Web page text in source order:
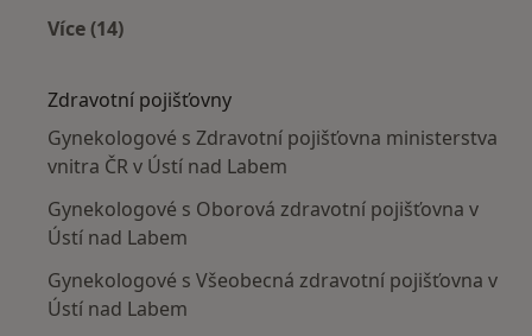
Více (14)
Zdravotní pojišťovny
Gynekologové s Zdravotní pojišťovna ministerstva
vnitra ČR v Ústí nad Labem
Gynekologové s Oborová zdravotní pojišťovna v
Ústí nad Labem
Gynekologové s Všeobecná zdravotní pojišťovna v
Ústí nad Labem